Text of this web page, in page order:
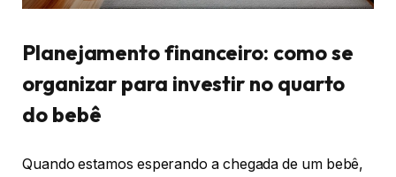
Planejamento financeiro: como se
organizar para investir no quarto
do bebê
Quando estamos esperando a chegada de um bebê,